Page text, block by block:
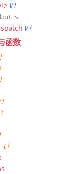
V！
V！
函数
t！